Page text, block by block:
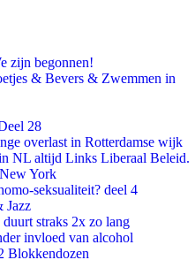
zijn begonnen!
& Bevers & Zwemmen in
28
overlast in Rotterdamse wijk
NL altijd Links Liberaal Beleid.
York
seksualiteit? deel 4
Jazz
straks 2x zo lang
invloed van alcohol
Blokkendozen